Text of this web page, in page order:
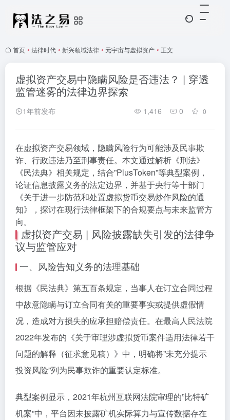
首页 • 法律时代 • 新兴领域法律 • 元宇宙与虚拟资产 • 正文
虚拟资产交易中隐瞒风险是否违法？ | 穿透
监管迷雾的法律边界探索
1年前发布 1,416 0 0
在虚拟资产交易领域，隐瞒风险行为可能涉及民事欺
诈、行政违法乃至刑事责任。本文通过解析《刑法》
《民法典》相关规定，结合”PlusToken”等典型案例，
论证信息披露义务的法定边界，并基于央行等十部门
《关于进一步防范和处置虚拟货币交易炒作风险的通
知》，探讨在现行法律框架下的合规要点与未来监管方
向。
虚拟资产交易 | 风险披露缺失引发的法律争
议与监管应对
一、风险告知义务的法理基础
根据《民法典》第五百条规定，当事人在订立合同过程
中故意隐瞒与订立合同有关的重要事实或提供虚假情
况，造成对方损失的应承担赔偿责任。在最高人民法院
2022年发布的《关于审理涉虚拟货币案件适用法律若干
问题的解释（征求意见稿）》中，明确将”未充分提示
投资风险”列为民事欺诈的重要认定标准。
典型案例显示，2021年杭州互联网法院审理的”比特矿
机案”中，平台因未披露矿机实际算力与宣传数据存在